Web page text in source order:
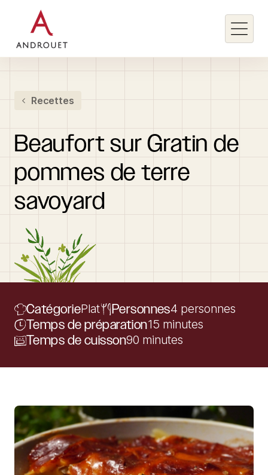
Rechercher un mot clé
Recettes
Beaufort sur Gratin de
pommes de terre
savoyard
CatégoriePlat Personnes4 personnes
Temps de préparation15 minutes
Temps de cuisson90 minutes